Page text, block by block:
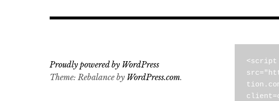
<script
Proudly powered by WordPress
Theme: Rebalance by WordPress.com.